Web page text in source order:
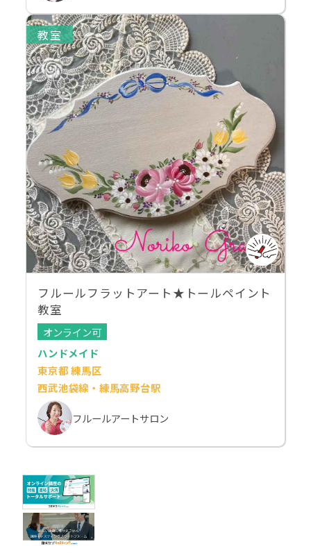
教室
フルールフラットアート★トールペイント
教室
オンライン可
ハンドメイド
東京都 練馬区
西武池袋線・練馬高野台駅
フルールアートサロン